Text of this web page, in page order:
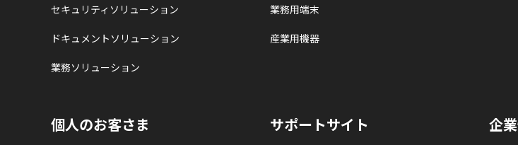
セキュリティソリューション
ドキュメントソリューション
業務ソリューション
業務用端末
産業用機器
個人のお客さま サポートサイト 企